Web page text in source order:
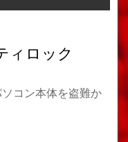
ィロック
コン本体を盗難か